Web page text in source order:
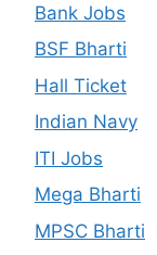
Bank Jobs
BSF Bharti
Hall Ticket
Indian Navy
ITI Jobs
Mega Bharti
MPSC Bharti